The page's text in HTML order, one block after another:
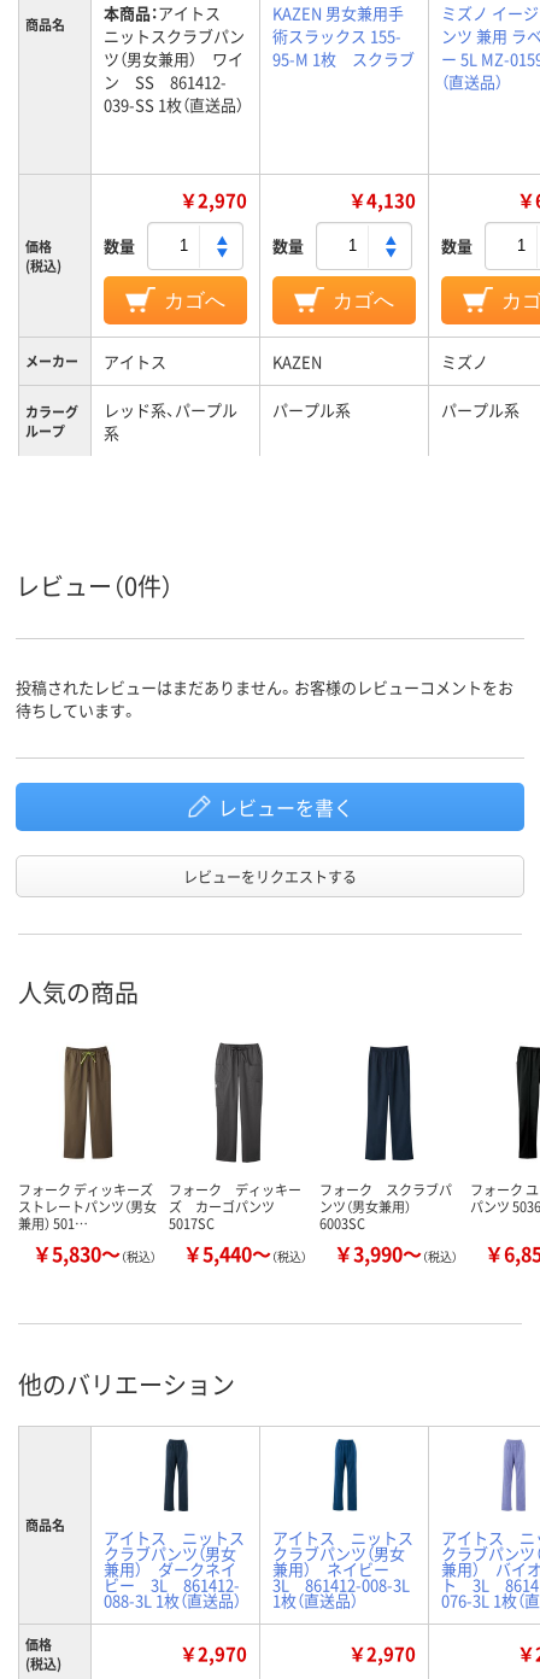
商品名 本商品：アイトス
ニットスクラブパン
ツ（男女兼用） ワイ
ン SS 861412-
039-SS 1枚（直送品）
KAZEN 男女兼用手
術スラックス 155-
95-M 1枚 スクラブ
ミズノ イー
ンツ 兼用 ラ
ー 5L MZ-
（直送品）
価格
(税込)
￥2,970
数量
カゴへ
￥4,130
数量
カゴへ
数量
カ
メーカー アイトス KAZEN ミズノ
カラーグ
ループ
レッド系、パープル
系
パープル系 パープル系
レビュー（0件）
投稿されたレビューはまだありません。お客様のレビューコメントをお
待ちしています。
レビューを書く
レビューをリクエストする
人気の商品
フォーク ディッキーズ
ストレートパンツ（男女
兼用） 501…
￥5,830～（税込）
フォーク ディッキー
ズ カーゴパンツ
5017SC
￥5,440～（税込）
フォーク スクラブパ
ンツ（男女兼用）
6003SC
￥3,990～（税込）
フォーク
パンツ
￥
他のバリエーション
商品名
アイトス ニットス
クラブパンツ（男女
兼用） ダークネイ
ビー 3L 861412-
088-3L 1枚（直送品）
アイトス ニットス
クラブパンツ（男女
兼用） ネイビー
3L 861412-008-3L
1枚（直送品）
アイトス ニ
クラブパンツ
兼用） バイ
ト 3L
076-3L 1枚（
価格
(税込)
￥2,970 ￥2,970